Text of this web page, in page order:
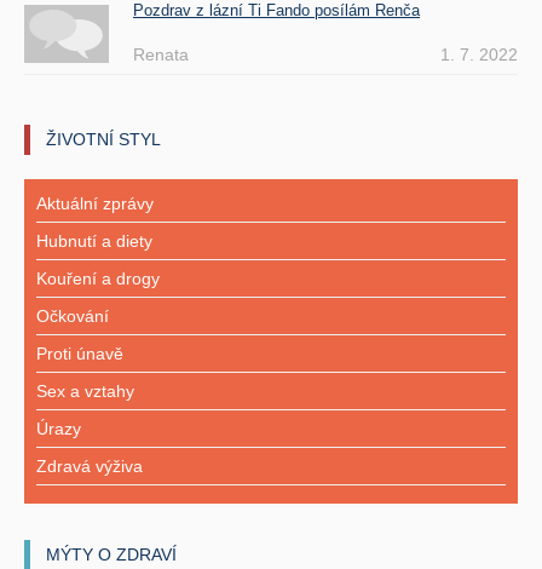
Pozdrav z lázní Ti Fando posílám Renča
Renata 1. 7. 2022
ŽIVOTNÍ STYL
Aktuální zprávy
Hubnutí a diety
Kouření a drogy
Očkování
Proti únavě
Sex a vztahy
Úrazy
Zdravá výživa
MÝTY O ZDRAVÍ